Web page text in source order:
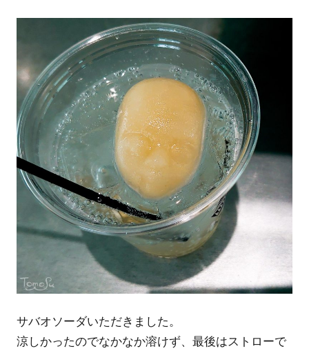
サバオソーダいただきました。
涼しかったのでなかなか溶けず、最後はストローで